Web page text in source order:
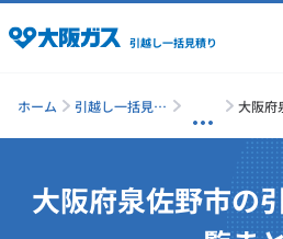
引越し一括見積り
引越しの準備
ホーム
引越し一括見積
大阪府
大阪府泉佐野市の